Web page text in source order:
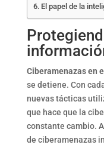
El papel de la
Ciberamenazas en
se detiene. Con
nuevas tácticas
que hace que la
constante cambio.
de ciberamenazas